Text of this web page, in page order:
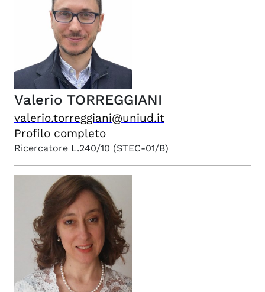
Valerio TORREGGIANI
valerio.torreggiani@uniud.it
Profilo completo
Ricercatore L.240/10 (STEC-01/B)